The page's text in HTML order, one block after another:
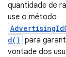
quantidade de
use o método
d() para
vontade dos